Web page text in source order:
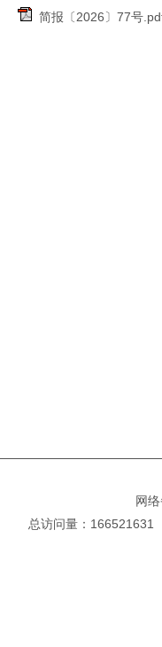
简报〔2026〕77号
网
总访问量：